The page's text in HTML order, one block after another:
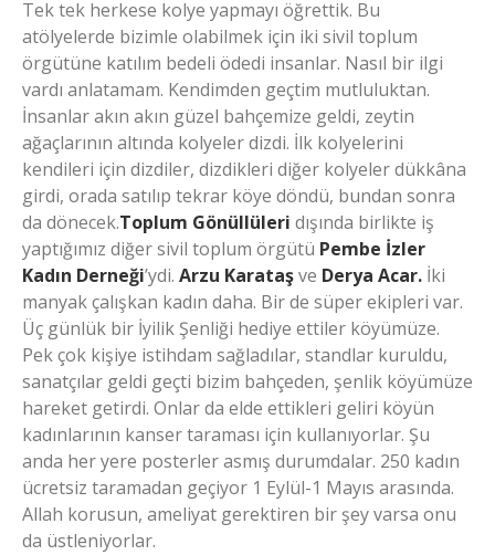
Tek tek herkese kolye yapmayı öğrettik. Bu
atölyelerde bizimle olabilmek için iki sivil toplum
örgütüne katılım bedeli ödedi insanlar. Nasıl bir ilgi
vardı anlatamam. Kendimden geçtim mutluluktan.
İnsanlar akın akın güzel bahçemize geldi, zeytin
ağaçlarının altında kolyeler dizdi. İlk kolyelerini
kendileri için dizdiler, dizdikleri diğer kolyeler dükkâna
girdi, orada satılıp tekrar köye döndü, bundan sonra
da dönecek.Toplum Gönüllüleri dışında birlikte iş
yaptığımız diğer sivil toplum örgütü Pembe İzler
Kadın Derneği’ydi. Arzu Karataşve Derya Acar. İki
manyak çalışkan kadın daha. Bir de süper ekipleri var.
Üç günlük bir İyilik Şenliği hediye ettiler köyümüze.
Pek çok kişiye istihdam sağladılar, standlar kuruldu,
sanatçılar geldi geçti bizim bahçeden, şenlik köyümüze
hareket getirdi. Onlar da elde ettikleri geliri köyün
kadınlarının kanser taraması için kullanıyorlar. Şu
anda her yere posterler asmış durumdalar. 250 kadın
ücretsiz taramadan geçiyor 1 Eylül-1 Mayıs arasında.
Allah korusun, ameliyat gerektiren bir şey varsa onu
da üstleniyorlar.